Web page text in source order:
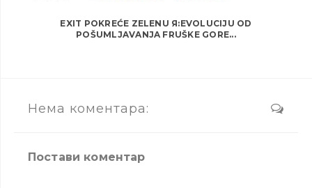
EXIT POKREĆE ZELENU Я:EVOLUCIJU OD
POŠUMLJAVANJA FRUŠKE GORE...
Нема коментара:
Постави коментар